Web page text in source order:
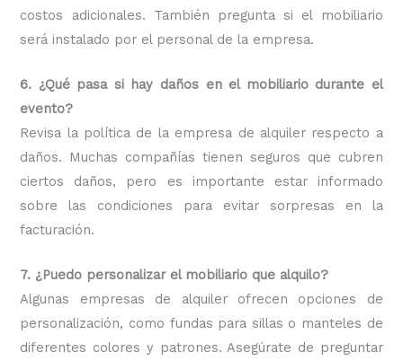
costos adicionales. También pregunta si el mobiliario
será instalado por el personal de la empresa.
6. ¿Qué pasa si hay daños en el mobiliario durante el
evento?
Revisa la política de la empresa de alquiler respecto a
daños. Muchas compañías tienen seguros que cubren
ciertos daños, pero es importante estar informado
sobre las condiciones para evitar sorpresas en la
facturación.
7. ¿Puedo personalizar el mobiliario que alquilo?
Algunas empresas de alquiler ofrecen opciones de
personalización, como fundas para sillas o manteles de
diferentes colores y patrones. Asegúrate de preguntar